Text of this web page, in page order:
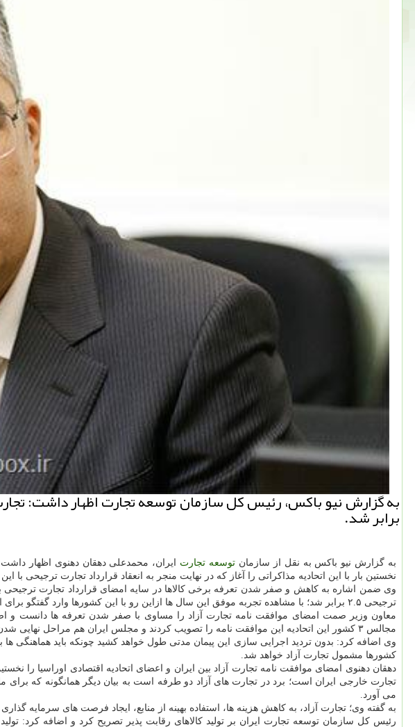
برابر شد.
به گزارش نیو باکس به نقل از سازمان توسعه تجارت
نخستین بار با این اتحادیه مذاکراتی را آغاز که در نهایت منجر به انعقاد قرارداد تجارت ترجیحی با
وی ضمن اشاره به کاهش و صفر شدن تعرفه برخی کالاها در سایه امضای قرارداد تجارت ترجیحی
ترجیحی ۲.۵ برابر شد؛ با مشاهده تجربه موفق این سال ها ازاین رو با این کشورها وارد گفتگو برای امضای تجارت آزاد شدیم.
معاون وزیر صمت امضای موافقت نامه تجارت آزاد را مساوی با صفر شدن تعرفه ها دانست و
مجالس ۳ کشور این اتحادیه این موافقت نامه را تصویب کردند و مجلس ایران هم مراحل نهایی شدن آنرا طی می کند.
کشورها مشمول تجارت آزاد خواهد شد.
دهقان دهنوی امضای موافقت نامه تجارت آزاد بین ایران و اعضای اتحادیه اقتصادی اوراسیا را
تجارت خارجی ایران است؛ برد در تجارت های آزاد دو طرفه است به بیان دیگر همانگونه که
می آورد.
به گفته وی؛ تجارت آزاد، به کاهش هزینه ها، استفاده بهینه از منابع، ایجاد فرصت های سرمایه
رئیس کل سازمان توسعه تجارت ایران بر تولید کالاهای رقابت پذیر تصریح کرد و اضافه کرد: